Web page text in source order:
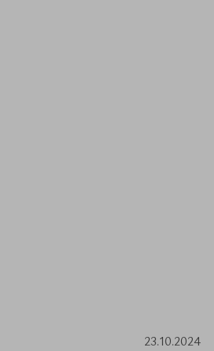
23.10.2024